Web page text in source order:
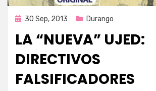
Publicada
30 Sep, 2013 Durango
LA “NUEVA” UJED:
DIRECTIVOS
FALSIFICADORES